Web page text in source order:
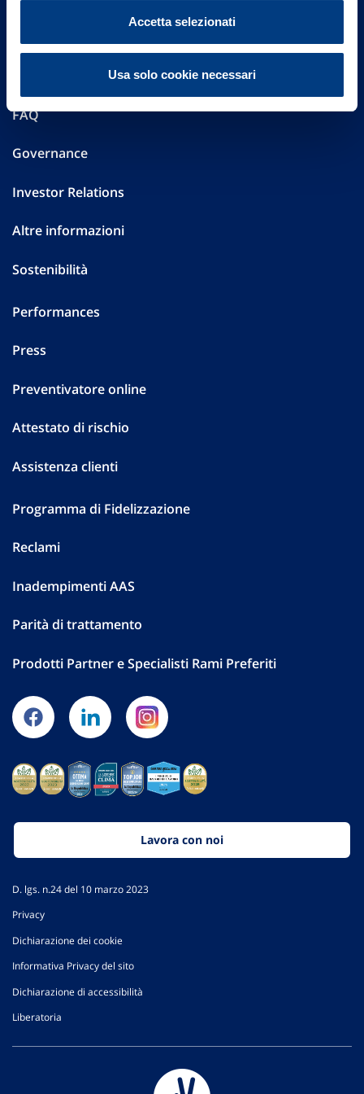
Accetta selezionati
Usa solo cookie necessari
Vittoria Assicurazioni S.p.A.
20149 Milano
Part. IVA 01329510158
FAQ
Governance
Investor Relations
Altre informazioni
Sostenibilità
Performances
Press
Preventivatore online
Attestato di rischio
Assistenza clienti
Programma di Fidelizzazione
Reclami
Inadempimenti AAS
Parità di trattamento
Prodotti Partner e Specialisti Rami Preferiti
Lavora con noi
D. lgs. n.24 del 10 marzo 2023
Privacy
Dichiarazione dei cookie
Informativa Privacy del sito
Dichiarazione di accessibilità
Liberatoria